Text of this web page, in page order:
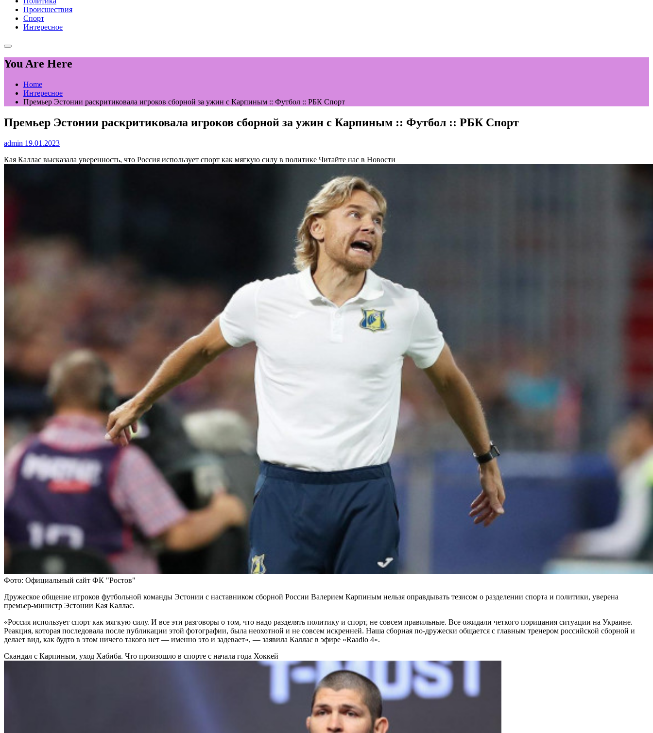
Происшествия
Спорт
Интересное
You Are Here
Home
Интересное
Премьер Эстонии раскритиковала игроков сборной за ужин с Карпиным :: Футбол :: РБК Спорт
Премьер Эстонии раскритиковала игроков сборной за ужин с Карпиным :: Футбол :: РБК Спорт
admin 19.01.2023
Кая Каллас высказала уверенность, что Россия использует спорт как мягкую силу в политике Читайте нас в Новости
Фото: Официальный сайт ФК "Ростов"
Дружеское общение игроков футбольной команды Эстонии с наставником сборной России Валерием Карпиным нельзя оправдывать тезисом о разделении спорта и политики, уверена
премьер-министр Эстонии Кая Каллас.
«Россия использует спорт как мягкую силу. И все эти разговоры о том, что надо разделять политику и спорт, не совсем правильные. Все ожидали четкого порицания ситуации на Украине.
Реакция, которая последовала после публикации этой фотографии, была неохотной и не совсем искренней. Наша сборная по-дружески общается с главным тренером российской сборной и
делает вид, как будто в этом ничего такого нет — именно это и задевает», — заявила Каллас в эфире «Raadio 4».
Скандал с Карпиным, уход Хабиба. Что произошло в спорте с начала года Хоккей